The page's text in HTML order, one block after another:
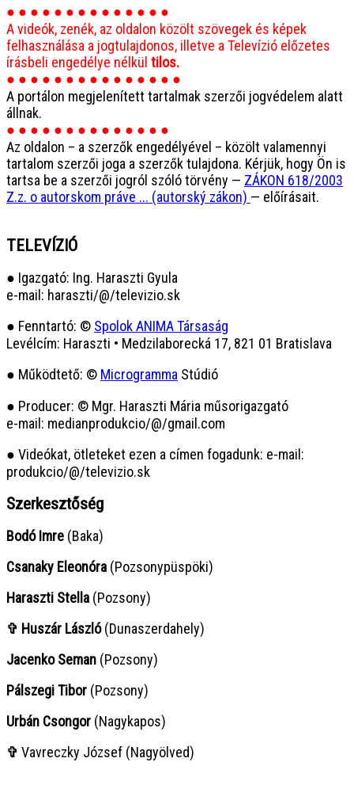
● ● ● ● ● ● ● ● ● ● ● ● ● ●
A videók, zenék, az oldalon közölt szövegek és képek
felhasználása a jogtulajdonos, illetve a Televízió előzetes
írásbeli engedélye nélkül tilos.
● ● ● ● ● ● ● ● ● ● ● ● ● ● ●
A portálon megjelenített tartalmak szerzői jogvédelem alatt
állnak.
● ● ● ● ● ● ● ● ● ● ● ● ● ●
Az oldalon – a szerzők engedélyével – közölt valamennyi
tartalom szerzői joga a szerzők tulajdona. Kérjük, hogy Ön is
tartsa be a szerzői jogról szóló törvény — ZÁKON 618/2003
Z.z. o autorskom práve ... (autorský zákon) — előírásait.
TELEVÍZIÓ
● Igazgató: Ing. Haraszti Gyula
e-mail: haraszti/@/televizio.sk
● Fenntartó: © Spolok ANIMA Társaság
Levélcím: Haraszti • Medzilaborecká 17, 821 01 Bratislava
● Működtető: © Microgramma Stúdió
● Producer: © Mgr. Haraszti Mária műsorigazgató
e-mail: medianprodukcio/@/gmail.com
● Videókat, ötleteket ezen a címen fogadunk: e-mail:
produkcio/@/televizio.sk
Szerkesztőség
Bodó Imre (Baka)
Csanaky Eleonóra (Pozsonypüspöki)
Haraszti Stella (Pozsony)
✞ Huszár László(Dunaszerdahely)
Jacenko Seman (Pozsony)
Pálszegi Tibor (Pozsony)
Urbán Csongor (Nagykapos)
✞ Vavreczky József (Nagyölved)